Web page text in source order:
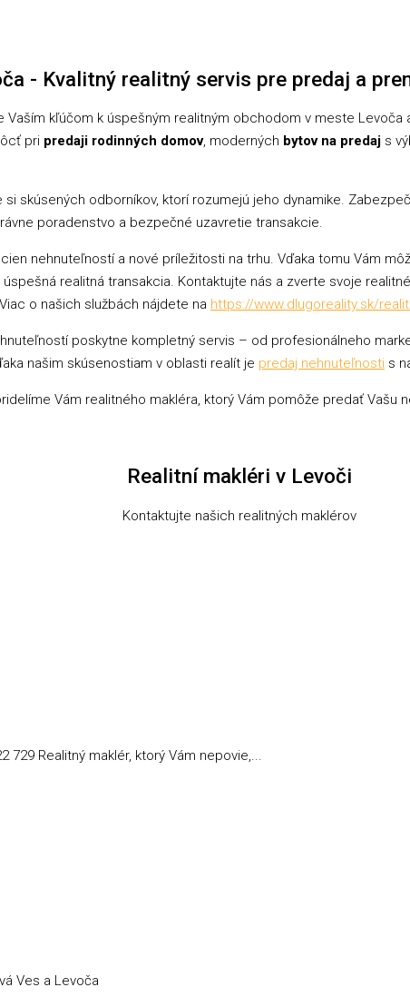
- Kvalitný realitný servis pre predaj a
Vaším kľúčom k úspešným realitným obchodom v meste
pri predaji rodinných domov, moderných bytov na predaj s
skúsených odborníkov, ktorí rozumejú jeho dynamike.
poradenstvo a bezpečné uzavretie transakcie.
nehnuteľností a nové príležitosti na trhu. Vďaka tomu Vám
realitná transakcia. Kontaktujte nás a zverte svoje
o našich službách nájdete na https://www.dlugoreality.sk/
poskytne kompletný servis – od profesionálneho
našim skúsenostiam v oblasti realít je predaj nehnuteľnosti s
Vám realitného makléra, ktorý Vám pomôže predať Vašu
Realitní makléri v Levoči
Kontaktujte našich realitných maklérov
729 Realitný maklér, ktorý Vám nepovie,...
Ves a Levoča